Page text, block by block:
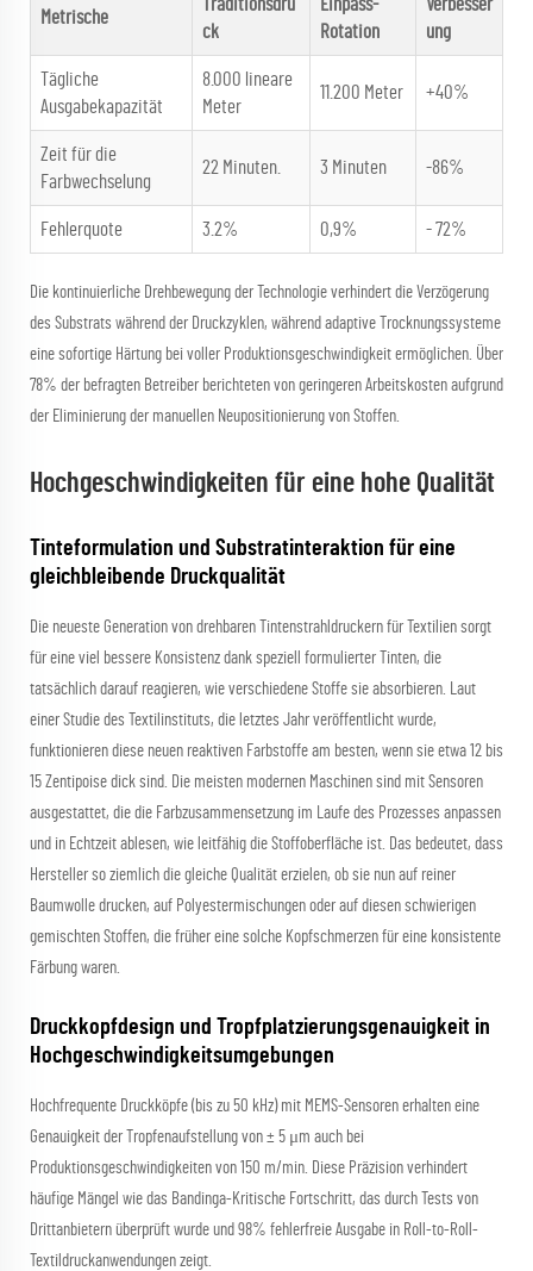
Metrische
ck
Rotation
ung
Tägliche
Ausgabekapazität
8.000 lineare
Meter
11.200 Meter +40%
Zeit für die
Farbwechselung
22 Minuten. 3 Minuten -86%
Fehlerquote 3.2% 0,9% - 72%
Die kontinuierliche Drehbewegung der Technologie verhindert die Verzögerung
des Substrats während der Druckzyklen, während adaptive Trocknungssysteme
eine sofortige Härtung bei voller Produktionsgeschwindigkeit ermöglichen. Über
78% der befragten Betreiber berichteten von geringeren Arbeitskosten aufgrund
der Eliminierung der manuellen Neupositionierung von Stoffen.
Hochgeschwindigkeiten für eine hohe Qualität
Tinteformulation und Substratinteraktion für eine
gleichbleibende Druckqualität
Die neueste Generation von drehbaren Tintenstrahldruckern für Textilien sorgt
für eine viel bessere Konsistenz dank speziell formulierter Tinten, die
tatsächlich darauf reagieren, wie verschiedene Stoffe sie absorbieren. Laut
einer Studie des Textilinstituts, die letztes Jahr veröffentlicht wurde,
funktionieren diese neuen reaktiven Farbstoffe am besten, wenn sie etwa 12 bis
15 Zentipoise dick sind. Die meisten modernen Maschinen sind mit Sensoren
ausgestattet, die die Farbzusammensetzung im Laufe des Prozesses anpassen
und in Echtzeit ablesen, wie leitfähig die Stoffoberfläche ist. Das bedeutet, dass
Hersteller so ziemlich die gleiche Qualität erzielen, ob sie nun auf reiner
Baumwolle drucken, auf Polyestermischungen oder auf diesen schwierigen
gemischten Stoffen, die früher eine solche Kopfschmerzen für eine konsistente
Färbung waren.
Druckkopfdesign und Tropfplatzierungsgenauigkeit in
Hochgeschwindigkeitsumgebungen
Hochfrequente Druckköpfe (bis zu 50 kHz) mit MEMS-Sensoren erhalten eine
Genauigkeit der Tropfenaufstellung von ± 5 μm auch bei
Produktionsgeschwindigkeiten von 150 m/min. Diese Präzision verhindert
häufige Mängel wie das Bandinga-Kritische Fortschritt, das durch Tests von
Drittanbietern überprüft wurde und 98% fehlerfreie Ausgabe in Roll-to-Roll-
Textildruckanwendungen zeigt.